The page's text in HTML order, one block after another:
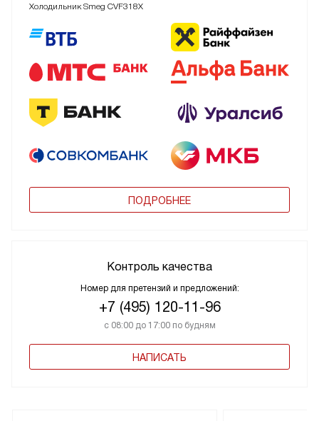
Холодильник Smeg CVF318X
ПОДРОБНЕЕ
Контроль качества
Номер для претензий и предложений:
+7 (495) 120-11-96
с 08:00 до 17:00 по будням
НАПИСАТЬ